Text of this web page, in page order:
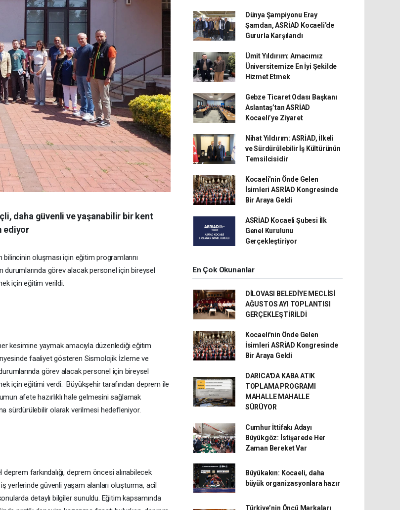
daha güvenli ve yaşanabilir bir kent
ediyor
oluşması için eğitim programlarını
durumlarında görev alacak personel için bireysel
için eğitim verildi.
kesimine yaymak amacıyla düzenlediği eğitim
faaliyet gösteren Sismolojik İzleme ve
görev alacak personel için bireysel
için eğitimi verdi. Büyükşehir tarafından deprem ile
afete hazırlıklı hale gelmesini sağlamak
sürdürülebilir olarak verilmesi hedefleniyor.
farkındalığı, deprem öncesi alınabilecek
yerlerinde güvenli yaşam alanları oluşturma, acil
detaylı bilgiler sunuldu. Eğitim kapsamında
Dünya Şampiyonu Eray
Şamdan, ASRİAD Kocaeli'de
Gururla Karşılandı
Ümit Yıldırım: Amacımız
Üniversitemize En İyi Şekilde
Hizmet Etmek
Gebze Ticaret Odası Başkanı
Aslantaş’tan ASRİAD
Kocaeli’ye Ziyaret
Nihat Yıldırım: ASRİAD, İlkeli
ve Sürdürülebilir İş Kültürünün
Temsilcisidir
Kocaeli'nin Önde Gelen
İsimleri ASRİAD Kongresinde
Bir Araya Geldi
ASRİAD Kocaeli Şubesi İlk
Genel Kurulunu
Gerçekleştiriyor
En Çok Okunanlar
DİLOVASI BELEDİYE MECLİSİ
AĞUSTOS AYI TOPLANTISI
GERÇEKLEŞTİRİLDİ
Kocaeli'nin Önde Gelen
İsimleri ASRİAD Kongresinde
Bir Araya Geldi
DARICA'DA KABA ATIK
TOPLAMA PROGRAMI
MAHALLE MAHALLE
SÜRÜYOR
Cumhur İttifakı Adayı
Büyükgöz: İstişarede Her
Zaman Bereket Var
Büyükakın: Kocaeli, daha
büyük organizasyonlara hazır
Türkiye’nin Öncü Markaları